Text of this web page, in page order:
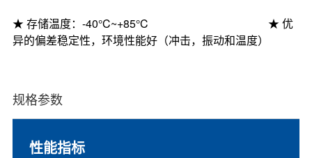
★ 存储温度： -40°C~+85°C ★ 优
异的偏差稳定性，环境性能好（冲击，振动和温度）
规格参数
性能指标